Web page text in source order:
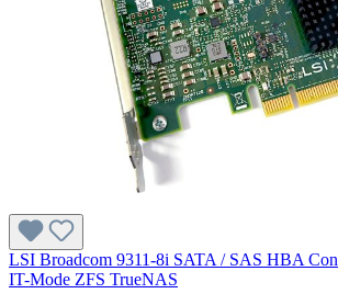
LSI Broadcom 9311-8i SATA / SAS HBA
IT-Mode ZFS TrueNAS